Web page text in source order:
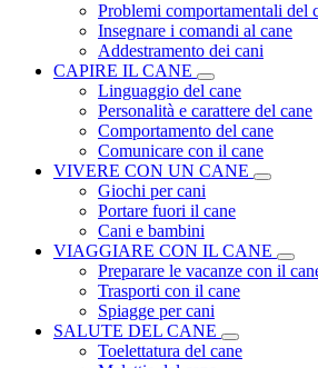
Problemi comportamentali del
Insegnare i comandi al cane
Addestramento dei cani
CAPIRE IL CANE
Linguaggio del cane
Personalità e carattere del cane
Comportamento del cane
Comunicare con il cane
VIVERE CON UN CANE
Giochi per cani
Portare fuori il cane
Cani e bambini
VIAGGIARE CON IL CANE
Preparare le vacanze con il
Trasporti con il cane
Spiagge per cani
SALUTE DEL CANE
Toelettatura del cane